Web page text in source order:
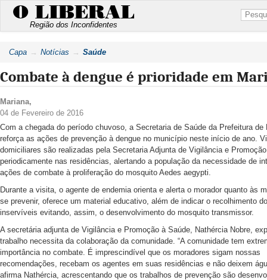
O LIBERAL
Região dos Inconfidentes
Capa Notícias Saúde
Combate à dengue é prioridade em
Mariana,
04 de Fevereiro de 2016
Com a chegada do período chuvoso, a Secretaria de Saúde da Prefeitura de
reforça as ações de prevenção à dengue no município neste início de ano.
domiciliares são realizadas pela Secretaria Adjunta de Vigilância e
periodicamente nas residências, alertando a população da necessidade de
ações de combate à proliferação do mosquito Aedes aegypti.
Durante a visita, o agente de endemia orienta e alerta o morador quanto às
se prevenir, oferece um material educativo, além de indicar o recolhimento
inservíveis evitando, assim, o desenvolvimento do mosquito transmissor.
A secretária adjunta de Vigilância e Promoção à Saúde, Nathércia Nobre,
trabalho necessita da colaboração da comunidade. “A comunidade tem
importância no combate. É imprescindível que os moradores sigam nossas
recomendações, recebam os agentes em suas residências e não deixem
afirma Nathércia, acrescentando que os trabalhos de prevenção são